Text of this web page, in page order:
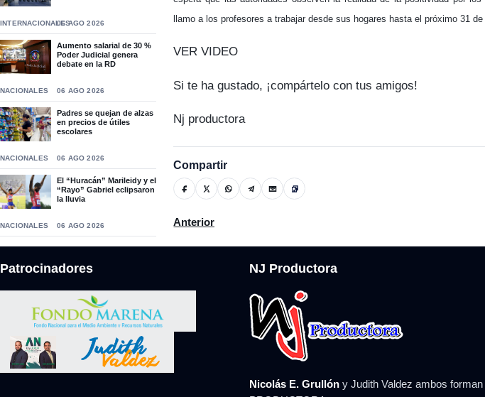
INTERNACIONALES06 AGO 2026
Aumento salarial de 30 %
Poder Judicial genera
debate en la RD
NACIONALES 06 AGO 2026
Padres se quejan de alzas
en precios de útiles
escolares
NACIONALES 06 AGO 2026
El “Huracán” Marileidy y el
“Rayo” Gabriel eclipsaron
la lluvia
NACIONALES 06 AGO 2026
llamo a los profesores a trabajar desde sus hogares hasta el próximo 31 de
VER VIDEO
Si te ha gustado, ¡compártelo con tus amigos!
Nj productora
Compartir
Artículo anterior: (VIDEO) Moradores del Barrio Winston
Anterior
Patrocinadores NJ Productora
Nicolás E. Grullóny Judith Valdez ambos forman